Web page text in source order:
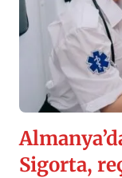
Sigorta,